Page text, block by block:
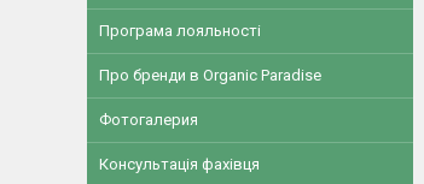
Програма лояльності
Про бренди в Organic Paradise
Фотогалерия
Консультація фахівця